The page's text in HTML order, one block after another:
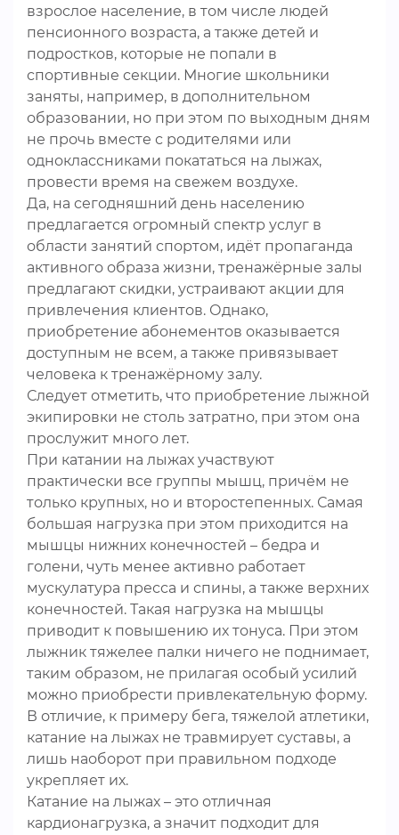
взрослое население, в том числе людей
пенсионного возраста, а также детей и
подростков, которые не попали в
спортивные секции. Многие школьники
заняты, например, в дополнительном
образовании, но при этом по выходным дням
не прочь вместе с родителями или
одноклассниками покататься на лыжах,
провести время на свежем воздухе.
Да, на сегодняшний день населению
предлагается огромный спектр услуг в
области занятий спортом, идёт пропаганда
активного образа жизни, тренажёрные залы
предлагают скидки, устраивают акции для
привлечения клиентов. Однако,
приобретение абонементов оказывается
доступным не всем, а также привязывает
человека к тренажёрному залу.
Следует отметить, что приобретение лыжной
экипировки не столь затратно, при этом она
прослужит много лет.
При катании на лыжах участвуют
практически все группы мышц, причём не
только крупных, но и второстепенных. Самая
большая нагрузка при этом приходится на
мышцы нижних конечностей – бедра и
голени, чуть менее активно работает
мускулатура пресса и спины, а также верхних
конечностей. Такая нагрузка на мышцы
приводит к повышению их тонуса. При этом
лыжник тяжелее палки ничего не поднимает,
таким образом, не прилагая особый усилий
можно приобрести привлекательную форму.
В отличие, к примеру бега, тяжелой атлетики,
катание на лыжах не травмирует суставы, а
лишь наоборот при правильном подходе
укрепляет их.
Катание на лыжах – это отличная
кардионагрузка, а значит подходит для